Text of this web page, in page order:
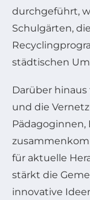
durchgeführt,
Schulgärten,
städtischen
Darüber
und die
für aktuelle
stärkt die
innovative